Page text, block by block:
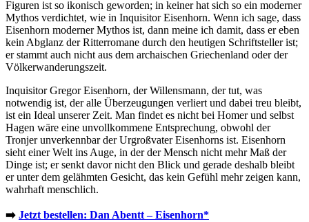
Figuren ist so ikonisch geworden; in keiner hat sich so ein moderner
Mythos verdichtet, wie in Inquisitor Eisenhorn. Wenn ich sage, dass
Eisenhorn moderner Mythos ist, dann meine ich damit, dass er eben
kein Abglanz der Ritterromane durch den heutigen Schriftsteller ist;
er stammt auch nicht aus dem archaischen Griechenland oder der
Völkerwanderungszeit.
Inquisitor Gregor Eisenhorn, der Willensmann, der tut, was
notwendig ist, der alle Überzeugungen verliert und dabei treu bleibt,
ist ein Ideal unserer Zeit. Man findet es nicht bei Homer und selbst
Hagen wäre eine unvollkommene Entsprechung, obwohl der
Tronjer unverkennbar der Urgroßvater Eisenhorns ist. Eisenhorn
sieht einer Welt ins Auge, in der der Mensch nicht mehr Maß der
Dinge ist; er senkt davor nicht den Blick und gerade deshalb bleibt
er unter dem gelähmten Gesicht, das kein Gefühl mehr zeigen kann,
wahrhaft menschlich.
➡️ Jetzt bestellen: Dan Abentt – Eisenhorn*